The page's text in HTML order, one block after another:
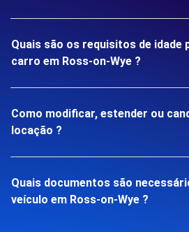
Quais são os requisitos de idade
carro em Ross-on-Wye ?
Como modificar, estender ou
locação ?
Quais documentos são
veículo em Ross-on-Wye ?